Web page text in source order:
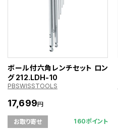
ボール付六角レンチセット ロン
グ 212.LDH-10
PBSWISSTOOLS
17,699円
お取り寄せ 160ポイント